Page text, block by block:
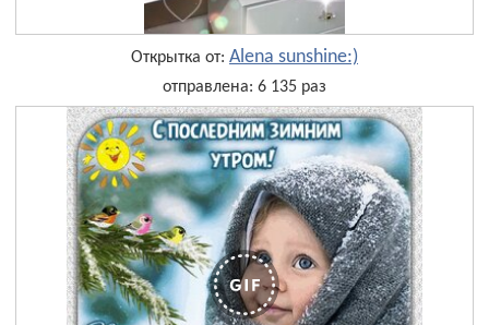
Открытка от: Alena sunshine:)
отправлена: 6 135 раз